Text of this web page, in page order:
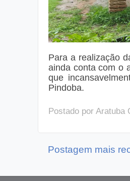
Para a realização
ainda conta com o
que
Pindoba.
Postado por Aratuba
Postagem mais